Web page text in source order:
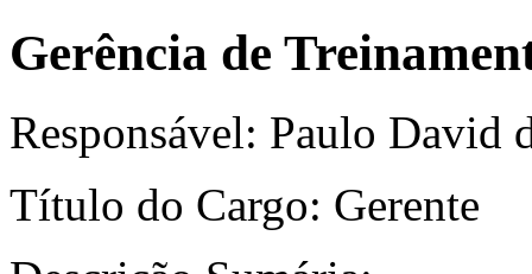
Gerência de
Responsável: Paulo David
Título do Cargo: Gerente